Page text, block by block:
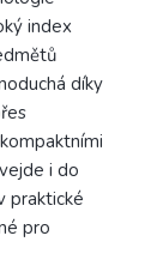
index
díky
i do
praktické
pro